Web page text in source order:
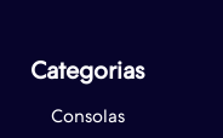
Categorias
Consolas